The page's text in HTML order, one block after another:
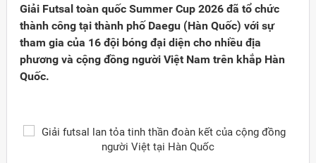
Giải Futsal toàn quốc Summer Cup 2026 đã tổ chức
thành công tại thành phố Daegu (Hàn Quốc) với sự
tham gia của 16 đội bóng đại diện cho nhiều địa
phương và cộng đồng người Việt Nam trên khắp Hàn
Quốc.